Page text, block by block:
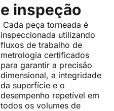
e inspeção
Cada peça torneada é
inspeccionada utilizando
fluxos de trabalho de
metrologia certificados
para garantir a precisão
dimensional, a integridade
da superfície e o
desempenho repetível em
todos os volumes de